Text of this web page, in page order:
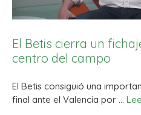
El Betis cierra un
centro del campo
El Betis consiguió una
final ante el Valencia por …